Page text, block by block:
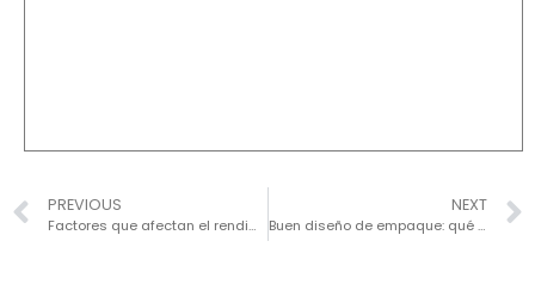
PREVIOUS
Factores que afectan el rendimiento de las etiquetas adhesivas
NEXT
Buen diseño de empaque: qué hacer y qué no hacer con los gráficos de empaque